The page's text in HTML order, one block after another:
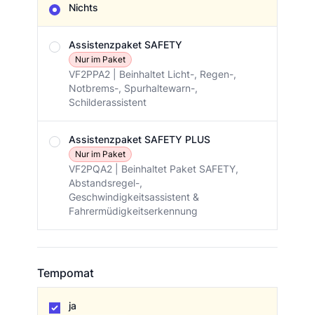
Nichts
Assistenzpaket SAFETY
Nur im Paket
VF2PPA2 | Beinhaltet Licht-, Regen-,
Notbrems-, Spurhaltewarn-,
Schilderassistent
Assistenzpaket SAFETY PLUS
Nur im Paket
VF2PQA2 | Beinhaltet Paket SAFETY,
Abstandsregel-,
Geschwindigkeitsassistent &
Fahrermüdigkeitserkennung
Tempomat
ja